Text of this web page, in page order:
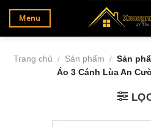
Bỏ
qua
nội
dung
Menu
Trang chủ / Sản phẩm / Sản
Áo 3 Cánh Lùa An